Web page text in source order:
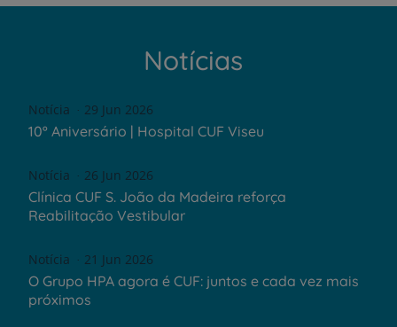
Notícias
Notícia 29 Jun 2026
10º Aniversário | Hospital CUF Viseu
Notícia 26 Jun 2026
Clínica CUF S. João da Madeira reforça
Reabilitação Vestibular
Notícia 21 Jun 2026
O Grupo HPA agora é CUF: juntos e cada vez mais
próximos